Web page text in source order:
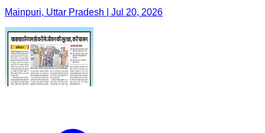
Mainpuri, Uttar Pradesh | Jul 20, 2026